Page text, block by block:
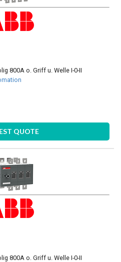
800A o. Griff u. Welle I-0-II
QUOTE
800A o. Griff u. Welle I-0-II